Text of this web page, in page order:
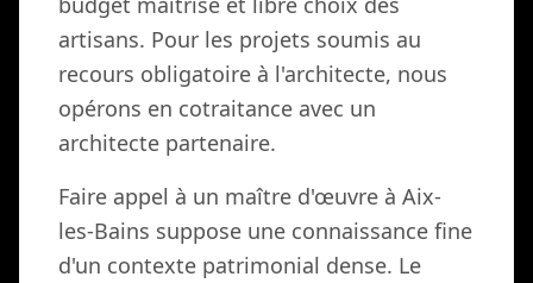
artisans. Pour les projets soumis au
recours obligatoire à l'architecte, nous
opérons en cotraitance avec un
architecte partenaire.
Faire appel à un maître d'œuvre à Aix-
les-Bains suppose une connaissance fine
d'un contexte patrimonial dense. Le